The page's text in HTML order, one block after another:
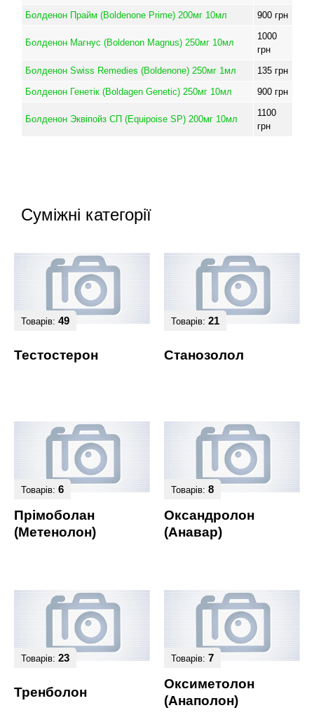
Болденон Прайм (Boldenone Prime) 200мг 10мл 900 грн
Болденон Магнус (Boldenon Magnus) 250мг 10мл
1000
грн
Болденон Swiss Remedies (Boldenone) 250мг 1мл
135 грн
Болденон Генетік (Boldagen Genetic) 250мг 10мл
900 грн
Болденон Эквіпойз СП (Equipoise SP) 200мг 10мл
1100
грн
Суміжні категорії
Товарів: 49
Тестостерон
Товарів: 21
Станозолол
Товарів: 6
Прімоболан
(Метенолон)
Товарів: 8
Оксандролон
(Анавар)
Товарів: 23
Тренболон
Товарів: 7
Оксиметолон
(Анаполон)